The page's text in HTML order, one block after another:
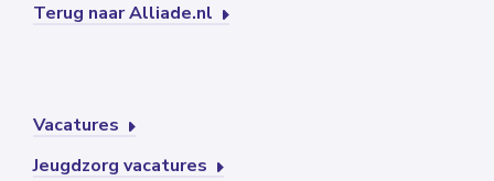
Terug naar Alliade.nl
Vacatures
Jeugdzorg vacatures